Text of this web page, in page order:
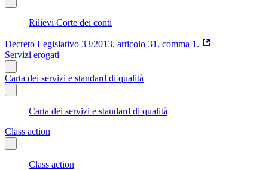
Rilievi Corte dei conti
Decreto Legislativo 33/2013, articolo 31, comma 1.
Servizi erogati
Carta dei servizi e standard di qualità
Carta dei servizi e standard di qualità
Class action
Class action